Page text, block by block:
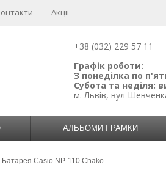
Акції
+38 (032) 229 57 11
Графік роботи:
З понеділка по
Субота та неділя:
м. Львів, вул
АЛЬБОМИ І РАМКИ
Батарея Casio NP-110 Chako